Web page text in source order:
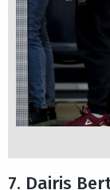
7. Dairis